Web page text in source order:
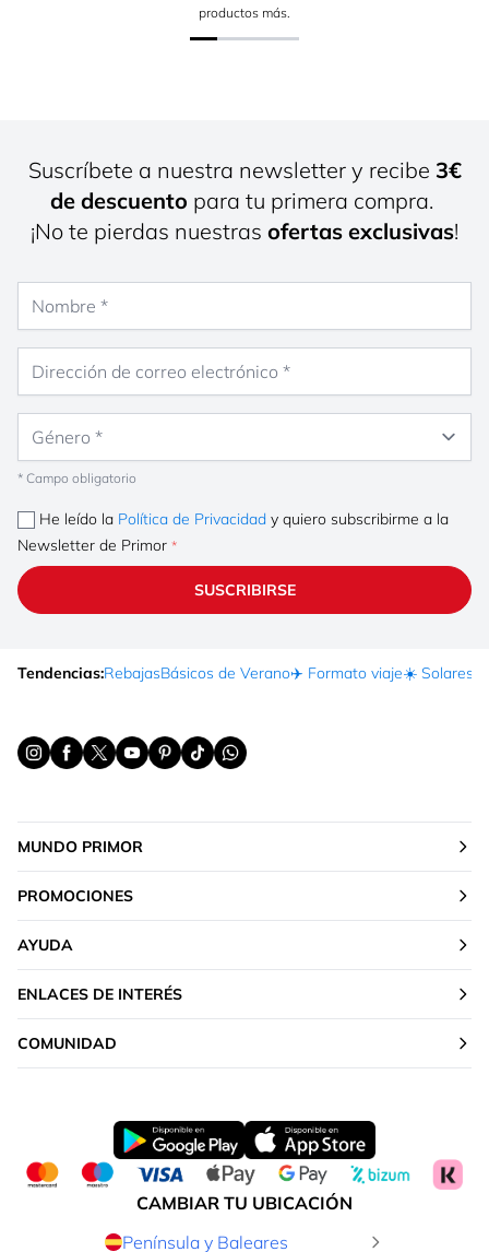
productos más.
Suscríbete a nuestra newsletter y recibe 3€
de descuento para tu primera compra.
¡No te pierdas nuestras ofertas exclusivas!
* Campo obligatorio
He leído la Política de Privacidad y quiero subscribirme a la
Newsletter de Primor
SUSCRIBIRSE
Tendencias:RebajasBásicos de Verano✈️ Formato viaje☀️ Solares
MUNDO PRIMOR
PROMOCIONES
AYUDA
ENLACES DE INTERÉS
COMUNIDAD
CAMBIAR TU UBICACIÓN
Península y Baleares